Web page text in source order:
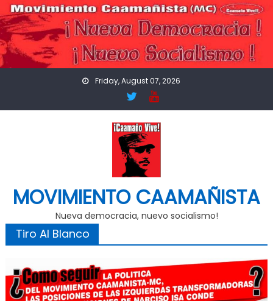
Skip
to
content
Friday, August 07, 2026
MOVIMIENTO CAAMAÑISTA
Nueva democracia, nuevo socialismo!
Tiro Al Blanco